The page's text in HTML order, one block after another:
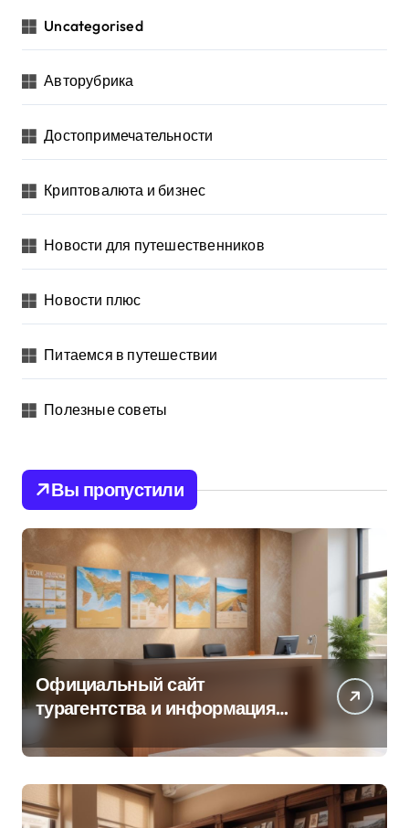
Uncategorised
Авторубрика
Достопримечательности
Криптовалюта и бизнес
Новости для путешественников
Новости плюс
Питаемся в путешествии
Полезные советы
Вы пропустили
Официальный сайт
турагентства и информация